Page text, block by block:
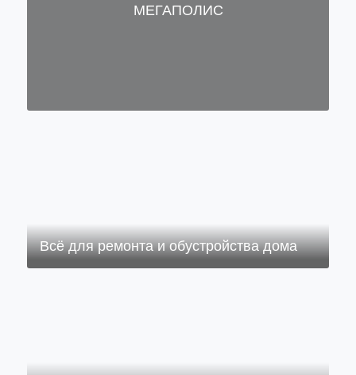
МЕГАПОЛИС
Всё для ремонта и обустройства дома